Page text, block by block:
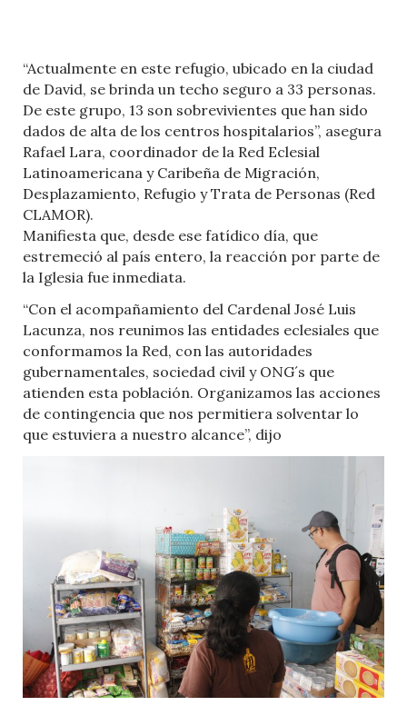
“Actualmente en este refugio, ubicado en la ciudad
de David, se brinda un techo seguro a 33 personas.
De este grupo, 13 son sobrevivientes que han sido
dados de alta de los centros hospitalarios”, asegura
Rafael Lara, coordinador de la Red Eclesial
Latinoamericana y Caribeña de Migración,
Desplazamiento, Refugio y Trata de Personas (Red
CLAMOR).
Manifiesta que, desde ese fatídico día, que
estremeció al país entero, la reacción por parte de
la Iglesia fue inmediata.
“Con el acompañamiento del Cardenal José Luis
Lacunza, nos reunimos las entidades eclesiales que
conformamos la Red, con las autoridades
gubernamentales, sociedad civil y ONG´s que
atienden esta población. Organizamos las acciones
de contingencia que nos permitiera solventar lo
que estuviera a nuestro alcance”, dijo